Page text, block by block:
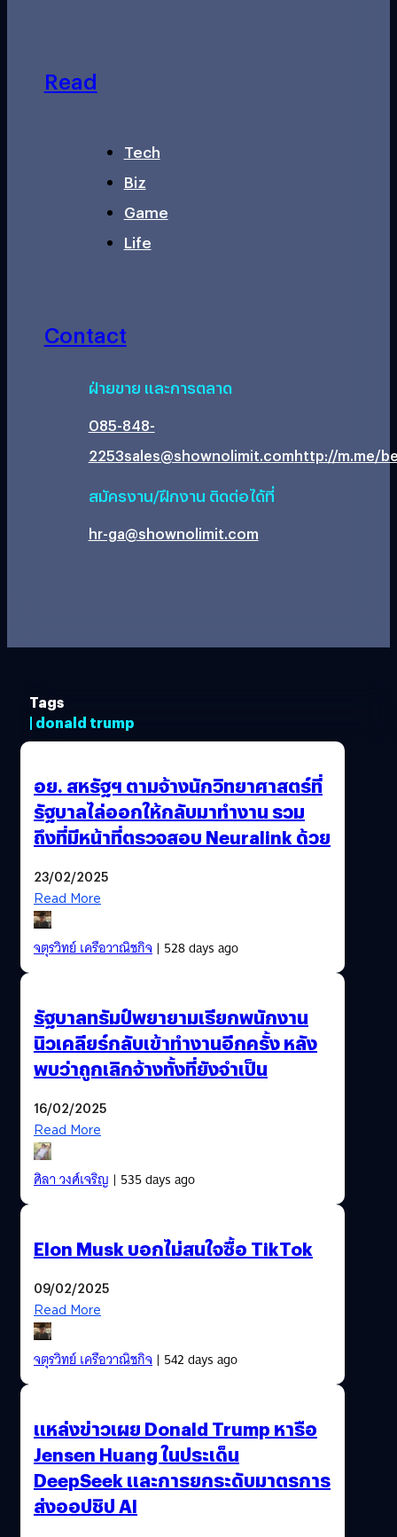
Read
Tech
Biz
Game
Life
Contact
ฝ่ายขาย และการตลาด
085-848-
2253sales@shownolimit.comhttp://m.me/
สมัครงาน/ฝึกงาน ติดต่อได้ที่
hr-ga@shownolimit.com
Tags
| donald trump
อย. สหรัฐฯ ตามจ้างนักวิทยาศาสตร์ที่
รัฐบาลไล่ออกให้กลับมาทำงาน รวม
ถึงที่มีหน้าที่ตรวจสอบ Neuralink ด้วย
23/02/2025
Read More
จตุรวิทย์ เครือวาณิชกิจ| 528 days ago
รัฐบาลทรัมป์พยายามเรียกพนักงาน
นิวเคลียร์กลับเข้าทำงานอีกครั้ง หลัง
พบว่าถูกเลิกจ้างทั้งที่ยังจำเป็น
16/02/2025
Read More
ศิลา วงศ์เจริญ | 535 days ago
Elon Musk บอกไม่สนใจซื้อ TikTok
09/02/2025
Read More
จตุรวิทย์ เครือวาณิชกิจ| 542 days ago
แหล่งข่าวเผย Donald Trump หารือ
Jensen Huang ในประเด็น
DeepSeek และการยกระดับมาตรการ
ส่งออปชิป AI